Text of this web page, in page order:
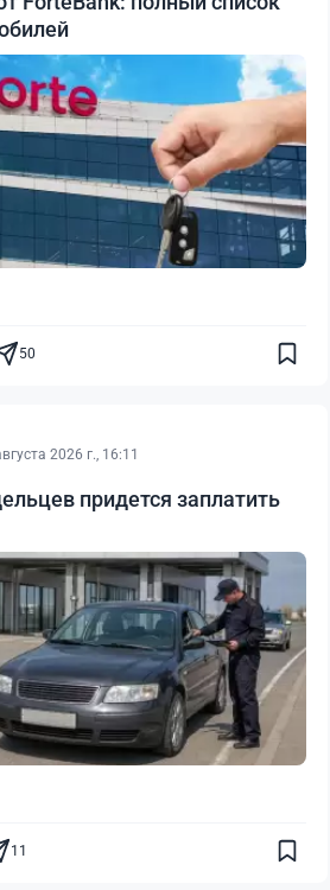
50
2026 г., 16:11
придется заплатить
11